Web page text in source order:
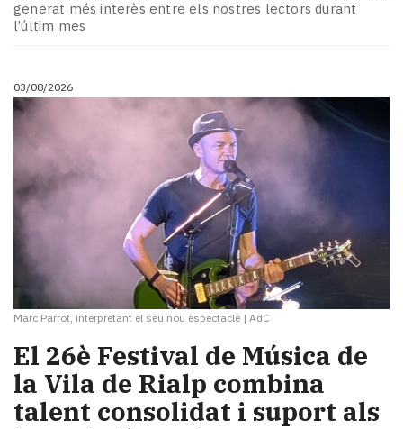
generat més interès entre els nostres lectors durant
l’últim mes
03/08/2026
Marc Parrot, interpretant el seu nou espectacle | AdC
​El 26è Festival de Música de
la Vila de Rialp combina
talent consolidat i suport als